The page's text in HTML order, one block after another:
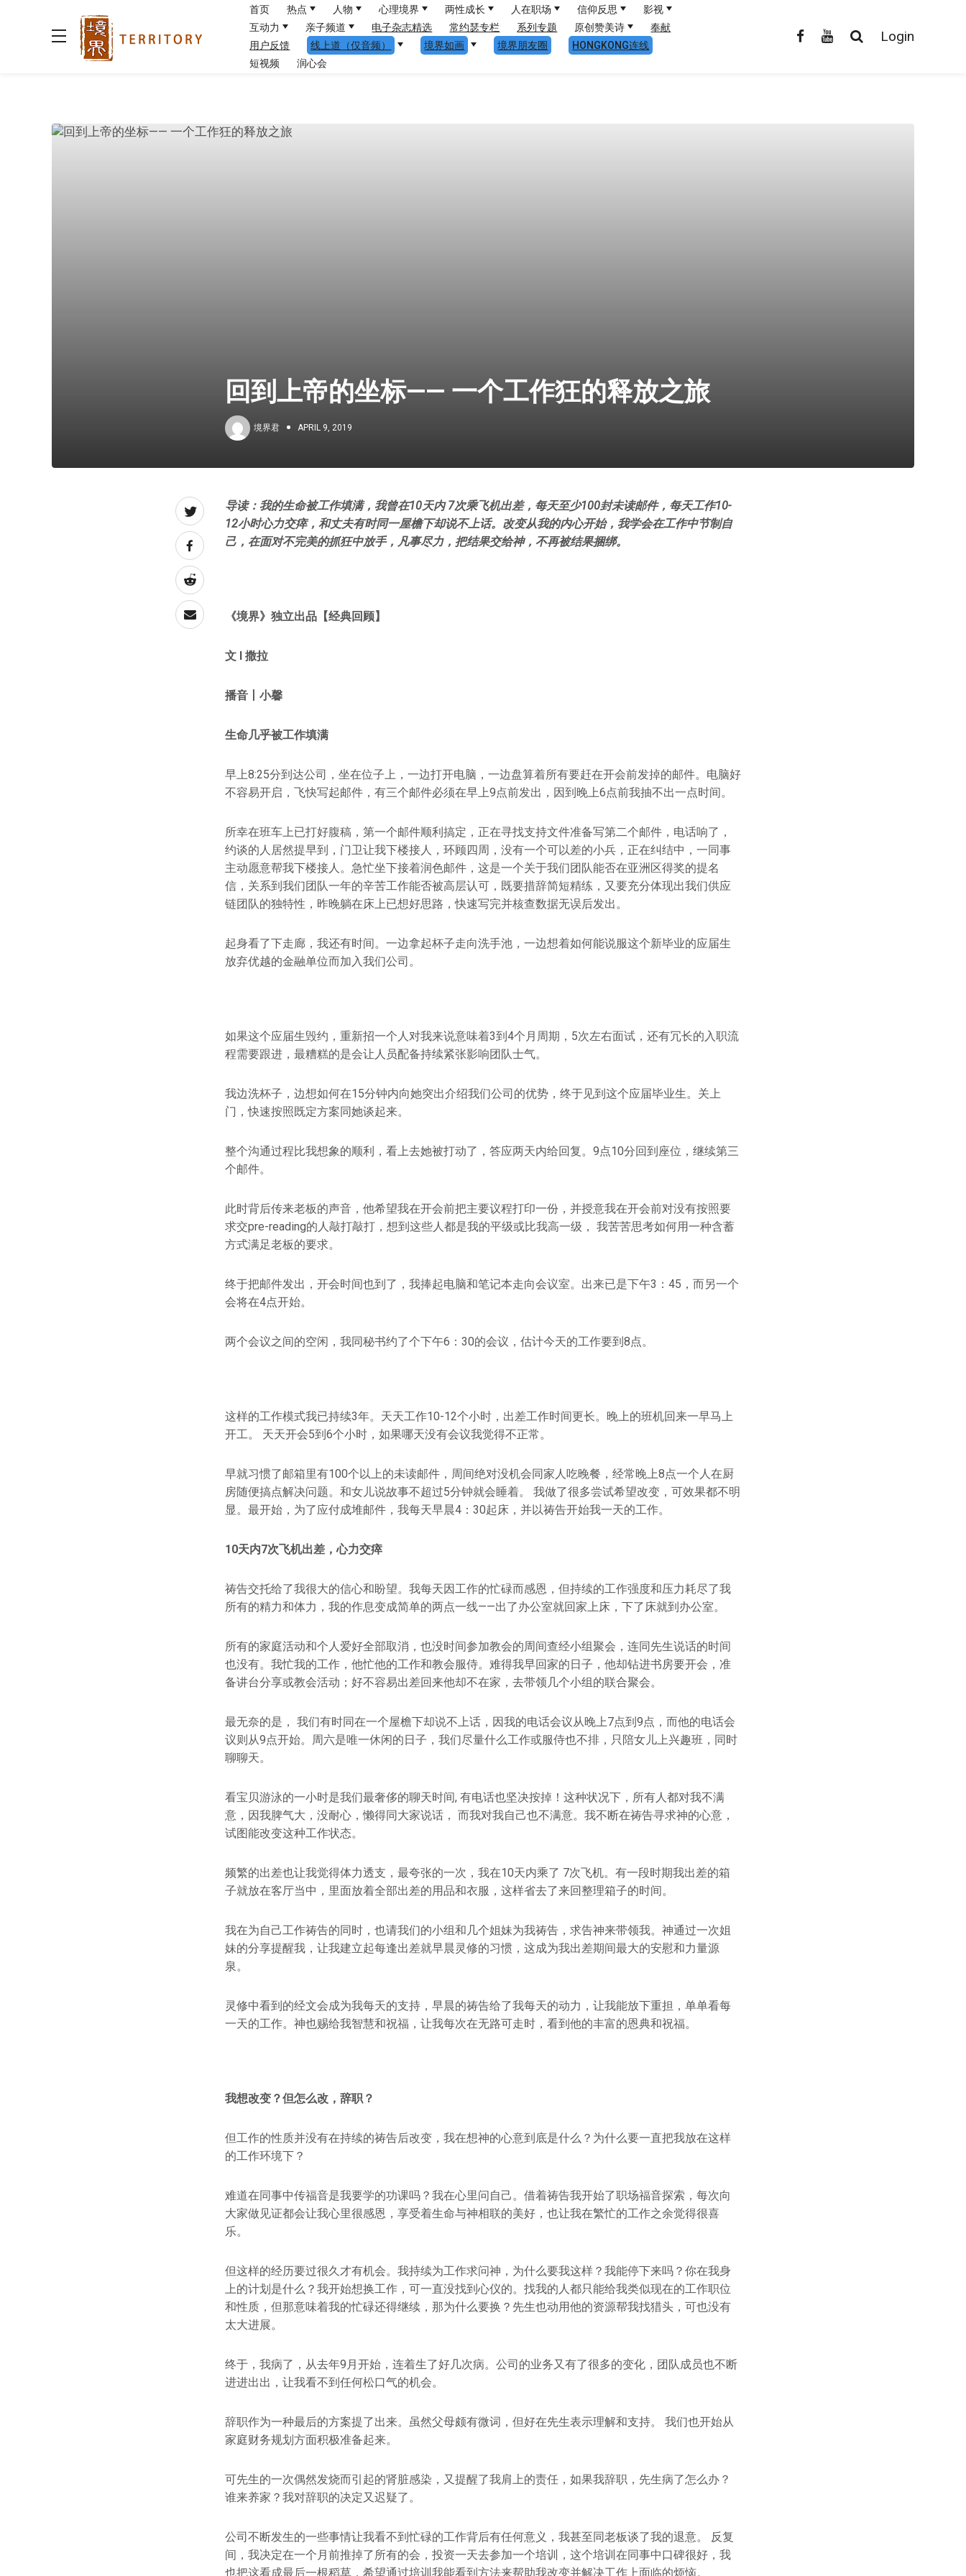
首页 热点 人物 心理境界 两性成长 人在职场 信仰反思
影视
互动力
亲子频道 电子杂志精选 常约瑟专栏 系列专题 原创赞美诗
奉献
用户反馈
线上道（仅音频） 境界如画 境界朋友圈
HONGKONG连线
短视频
润心会
Login
回到上帝的坐标—— 一个工作狂的释放之旅
境界君 APRIL 9, 2019
导读：我的生命被工作填满，我曾在10天内 7次乘飞机出差，每天至少100封未读邮件，每天工作10-
12小时心力交瘁，和丈夫有时同一屋檐下却说不上话。改变从我的内心开始，我学会在工作中节制自
己，在面对不完美的抓狂中放手，凡事尽力，把结果交给神，不再被结果捆绑。
《境界》独立出品【经典回顾】
文 l 撒拉
播音丨小馨
生命几乎被工作填满
早上8:25分到达公司，坐在位子上，一边打开电脑，一边盘算着所有要赶在开会前发掉的邮件。电脑好
不容易开启，飞快写起邮件，有三个邮件必须在早上9点前发出，因到晚上6点前我抽不出一点时间。
所幸在班车上已打好腹稿，第一个邮件顺利搞定，正在寻找支持文件准备写第二个邮件，电话响了，
约谈的人居然提早到，门卫让我下楼接人，环顾四周，没有一个可以差的小兵，正在纠结中，一同事
主动愿意帮我下楼接人。急忙坐下接着润色邮件，这是一个关于我们团队能否在亚洲区得奖的提名
信，关系到我们团队一年的辛苦工作能否被高层认可，既要措辞简短精练，又要充分体现出我们供应
链团队的独特性，昨晚躺在床上已想好思路，快速写完并核查数据无误后发出。
起身看了下走廊，我还有时间。一边拿起杯子走向洗手池，一边想着如何能说服这个新毕业的应届生
放弃优越的金融单位而加入我们公司。
如果这个应届生毁约，重新招一个人对我来说意味着3到4个月周期，5次左右面试，还有冗长的入职流
程需要跟进，最糟糕的是会让人员配备持续紧张影响团队士气。
我边洗杯子，边想如何在15分钟内向她突出介绍我们公司的优势，终于见到这个应届毕业生。关上
门，快速按照既定方案同她谈起来。
整个沟通过程比我想象的顺利，看上去她被打动了，答应两天内给回复。9点10分回到座位，继续第三
个邮件。
此时背后传来老板的声音，他希望我在开会前把主要议程打印一份，并授意我在开会前对没有按照要
求交pre-reading的人敲打敲打，想到这些人都是我的平级或比我高一级， 我苦苦思考如何用一种含蓄
方式满足老板的要求。
终于把邮件发出，开会时间也到了，我捧起电脑和笔记本走向会议室。出来已是下午3：45，而另一个
会将在4点开始。
两个会议之间的空闲，我同秘书约了个下午6：30的会议，估计今天的工作要到8点。
这样的工作模式我已持续3年。天天工作10-12个小时，出差工作时间更长。晚上的班机回来一早马上
开工。 天天开会5到6个小时，如果哪天没有会议我觉得不正常。
早就习惯了邮箱里有100个以上的未读邮件，周间绝对没机会同家人吃晚餐，经常晚上8点一个人在厨
房随便搞点解决问题。和女儿说故事不超过5分钟就会睡着。 我做了很多尝试希望改变，可效果都不明
显。最开始，为了应付成堆邮件，我每天早晨4：30起床，并以祷告开始我一天的工作。
10天内7次飞机出差，心力交瘁
祷告交托给了我很大的信心和盼望。我每天因工作的忙碌而感恩，但持续的工作强度和压力耗尽了我
所有的精力和体力，我的作息变成简单的两点一线——出了办公室就回家上床，下了床就到办公室。
所有的家庭活动和个人爱好全部取消，也没时间参加教会的周间查经小组聚会，连同先生说话的时间
也没有。我忙我的工作，他忙他的工作和教会服侍。难得我早回家的日子，他却钻进书房要开会，准
备讲台分享或教会活动；好不容易出差回来他却不在家，去带领几个小组的联合聚会。
最无奈的是， 我们有时同在一个屋檐下却说不上话，因我的电话会议从晚上7点到9点，而他的电话会
议则从9点开始。周六是唯一休闲的日子，我们尽量什么工作或服侍也不排，只陪女儿上兴趣班，同时
聊聊天。
看宝贝游泳的一小时是我们最奢侈的聊天时间, 有电话也坚决按掉！这种状况下，所有人都对我不满
意，因我脾气大，没耐心，懒得同大家说话， 而我对我自己也不满意。我不断在祷告寻求神的心意，
试图能改变这种工作状态。
频繁的出差也让我觉得体力透支，最夸张的一次，我在10天内乘了 7次飞机。有一段时期我出差的箱
子就放在客厅当中，里面放着全部出差的用品和衣服，这样省去了来回整理箱子的时间。
我在为自己工作祷告的同时，也请我们的小组和几个姐妹为我祷告，求告神来带领我。神通过一次姐
妹的分享提醒我，让我建立起每逢出差就早晨灵修的习惯，这成为我出差期间最大的安慰和力量源
泉。
灵修中看到的经文会成为我每天的支持，早晨的祷告给了我每天的动力，让我能放下重担，单单看每
一天的工作。神也赐给我智慧和祝福，让我每次在无路可走时，看到他的丰富的恩典和祝福。
我想改变？但怎么改，辞职？
但工作的性质并没有在持续的祷告后改变，我在想神的心意到底是什么？为什么要一直把我放在这样
的工作环境下？
难道在同事中传福音是我要学的功课吗？我在心里问自己。借着祷告我开始了职场福音探索，每次向
大家做见证都会让我心里很感恩，享受着生命与神相联的美好，也让我在繁忙的工作之余觉得很喜
乐。
但这样的经历要过很久才有机会。我持续为工作求问神，为什么要我这样？我能停下来吗？你在我身
上的计划是什么？我开始想换工作，可一直没找到心仪的。找我的人都只能给我类似现在的工作职位
和性质，但那意味着我的忙碌还得继续，那为什么要换？先生也动用他的资源帮我找猎头，可也没有
太大进展。
终于，我病了，从去年9月开始，连着生了好几次病。公司的业务又有了很多的变化，团队成员也不断
进进出出，让我看不到任何松口气的机会。
辞职作为一种最后的方案提了出来。虽然父母颇有微词，但好在先生表示理解和支持。 我们也开始从
家庭财务规划方面积极准备起来。
可先生的一次偶然发烧而引起的肾脏感染，又提醒了我肩上的责任，如果我辞职，先生病了怎么办？
谁来养家？我对辞职的决定又迟疑了。
公司不断发生的一些事情让我看不到忙碌的工作背后有任何意义，我甚至同老板谈了我的退意。 反复
间，我决定在一个月前推掉了所有的会，投资一天去参加一个培训，这个培训在同事中口碑很好，我
也把这看成最后一根稻草，希望通过培训我能看到方法来帮助我改变并解决工作上面临的烦恼。